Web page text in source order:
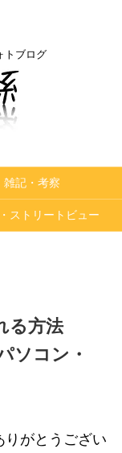
トブログ
雑記・考察
ストリートビュー
る方法
ソコン・
りがとうござい